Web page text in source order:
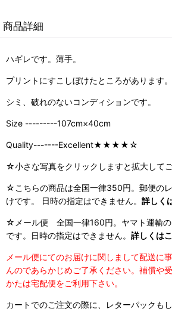
商品詳細
ハギレです。薄手。
プリントにすこしぼけたところがあります。
シミ、破れのないコンディションです。
Size ---------107cm×40cm
Quality-------Excellent★★★★☆
☆小さな写真をクリックしますと拡大してご
☆こちらの商品は全国一律350円。郵便の
けです。 日時の指定はできません。 詳しく
☆メール便 全国一律160円。ヤマト運輸の
です。日時の指定はできません。 詳しくは
メール便にてのお届けに関しまして配送に
んのであらかじめご了承ください。補償や
かたは宅配便をご利用下さい。
カートでのご注文の際に、レターパックも